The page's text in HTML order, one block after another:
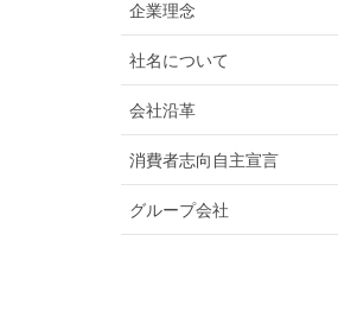
企業理念
社名について
会社沿革
消費者志向自主宣言
グループ会社